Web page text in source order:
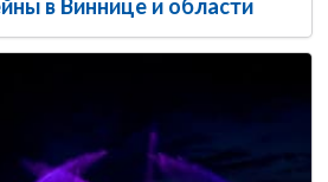
в Виннице и области